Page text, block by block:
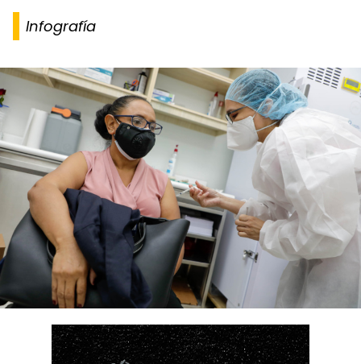
Infografía